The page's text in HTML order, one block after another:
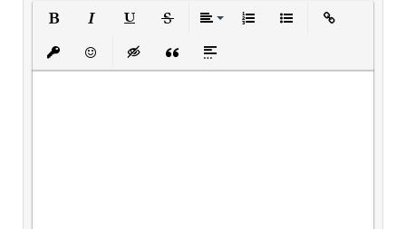
Вставить защищенную ссылку
Вставить смайлик
Вставка скрытого текста
Вставка цитаты
Вставка спойлера